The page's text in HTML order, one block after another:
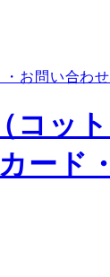
お問い合わせ